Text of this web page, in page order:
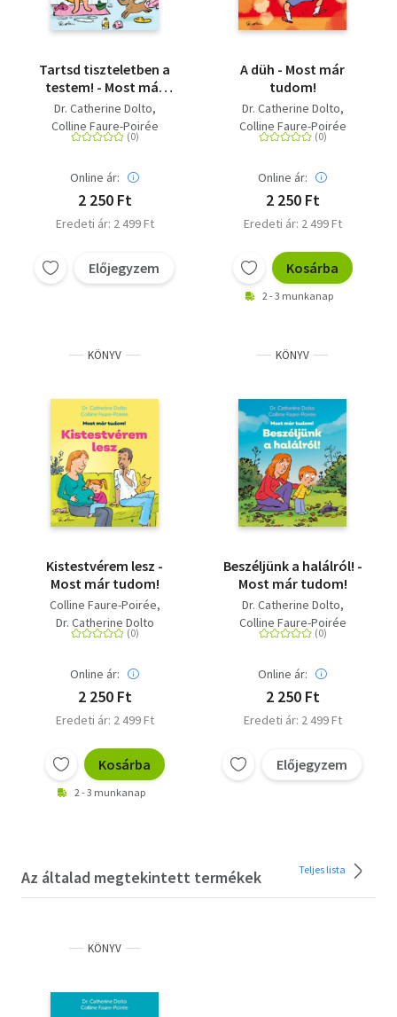
Tartsd tiszteletben a
testem! - Most már
tudom!
Dr. Catherine Dolto
Colline Faure-Poirée
Online ár:
2 250 Ft
Eredeti ár: 2 499 Ft
Előjegyzem
A düh - Most már
tudom!
Dr. Catherine Dolto
Colline Faure-Poirée
Online ár:
2 250 Ft
Eredeti ár: 2 499 Ft
Kosárba
2 - 3 munkanap
KÖNYV
Kistestvérem lesz -
Most már tudom!
Colline Faure-Poirée
Dr. Catherine Dolto
Online ár:
2 250 Ft
Eredeti ár: 2 499 Ft
Kosárba
2 - 3 munkanap
KÖNYV
Beszéljünk a halálról! -
Most már tudom!
Dr. Catherine Dolto
Colline Faure-Poirée
Online ár:
2 250 Ft
Eredeti ár: 2 499 Ft
Előjegyzem
Az általad megtekintett termékek Teljes lista
KÖNYV